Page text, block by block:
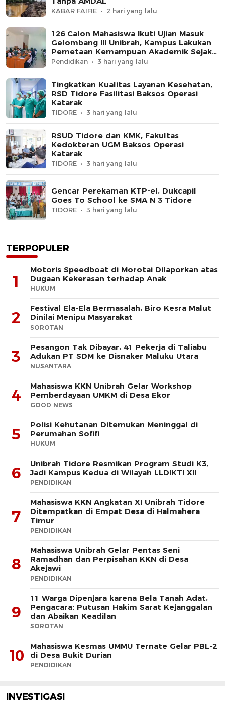
KABAR FAIFIE 2 hari yang lalu
126 Calon Mahasiswa Ikuti Ujian Masuk
Gelombang III Unibrah, Kampus Lakukan
Pemetaan Kemampuan Akademik Sejak
Awal
Pendidikan 3 hari yang lalu
Tingkatkan Kualitas Layanan Kesehatan,
RSD Tidore Fasilitasi Baksos Operasi
Katarak
TIDORE 3 hari yang lalu
RSUD Tidore dan KMK, Fakultas
Kedokteran UGM Baksos Operasi
Katarak
TIDORE 3 hari yang lalu
Gencar Perekaman KTP-el, Dukcapil
Goes To School ke SMA N 3 Tidore
TIDORE 3 hari yang lalu
TERPOPULER
1
Motoris Speedboat di Morotai Dilaporkan atas
Dugaan Kekerasan terhadap Anak
HUKUM
2
Festival Ela-Ela Bermasalah, Biro Kesra Malut
Dinilai Menipu Masyarakat
SOROTAN
3
Pesangon Tak Dibayar, 41 Pekerja di Taliabu
Adukan PT SDM ke Disnaker Maluku Utara
NUSANTARA
4
Mahasiswa KKN Unibrah Gelar Workshop
Pemberdayaan UMKM di Desa Ekor
GOOD NEWS
5
Polisi Kehutanan Ditemukan Meninggal di
Perumahan Sofifi
HUKUM
6
Unibrah Tidore Resmikan Program Studi K3,
Jadi Kampus Kedua di Wilayah LLDIKTI XII
PENDIDIKAN
7
Mahasiswa KKN Angkatan XI Unibrah Tidore
Ditempatkan di Empat Desa di Halmahera
Timur
PENDIDIKAN
8
Mahasiswa Unibrah Gelar Pentas Seni
Ramadhan dan Perpisahan KKN di Desa
Akejawi
PENDIDIKAN
9
11 Warga Dipenjara karena Bela Tanah Adat,
Pengacara: Putusan Hakim Sarat Kejanggalan
dan Abaikan Keadilan
SOROTAN
10
Mahasiswa Kesmas UMMU Ternate Gelar PBL-2
di Desa Bukit Durian
PENDIDIKAN
INVESTIGASI